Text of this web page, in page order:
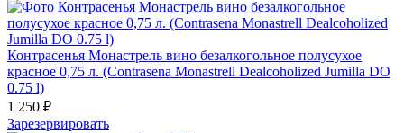
Контрасенья Монастрель вино безалкогольное полусухое
красное 0,75 л. (Contrasena Monastrell Dealcoholized Jumilla DO
0.75 l)
1 250 ₽
Зарезервировать